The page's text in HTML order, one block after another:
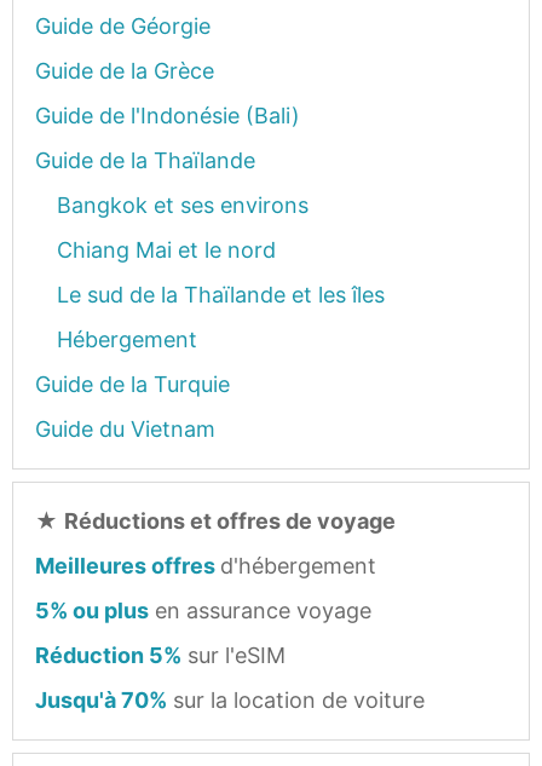
Guide de Géorgie
Guide de la Grèce
Guide de l'Indonésie (Bali)
Guide de la Thaïlande
Bangkok et ses environs
Chiang Mai et le nord
Le sud de la Thaïlande et les îles
Hébergement
Guide de la Turquie
Guide du Vietnam
★ Réductions et offres de voyage
Meilleures offres d'hébergement
5% ou plus en assurance voyage
Réduction 5% sur l'eSIM
Jusqu'à 70% sur la location de voiture